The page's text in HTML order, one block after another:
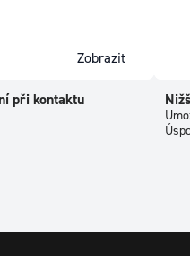
Zobrazit
při kontaktu